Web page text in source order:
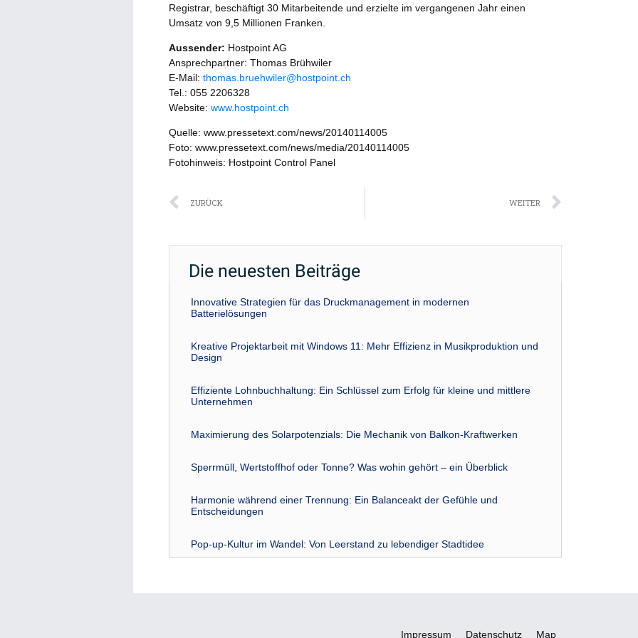
Registrar, beschäftigt 30 Mitarbeitende und erzielte im vergangenen Jahr einen
Umsatz von 9,5 Millionen Franken.
Aussender: Hostpoint AG
Ansprechpartner: Thomas Brühwiler
E-Mail: thomas.bruehwiler@hostpoint.ch
Tel.: 055 2206328
Website: www.hostpoint.ch
Quelle: www.pressetext.com/news/20140114005
Foto: www.pressetext.com/news/media/20140114005
Fotohinweis: Hostpoint Control Panel
Zurück
ZURÜCK WEITER
Die neuesten Beiträge
Innovative Strategien für das Druckmanagement in modernen
Batterielösungen
Kreative Projektarbeit mit Windows 11: Mehr Effizienz in Musikproduktion und
Design
Effiziente Lohnbuchhaltung: Ein Schlüssel zum Erfolg für kleine und mittlere
Unternehmen
Maximierung des Solarpotenzials: Die Mechanik von Balkon-Kraftwerken
Sperrmüll, Wertstoffhof oder Tonne? Was wohin gehört – ein Überblick
Harmonie während einer Trennung: Ein Balanceakt der Gefühle und
Entscheidungen
Pop-up-Kultur im Wandel: Von Leerstand zu lebendiger Stadtidee
Impressum Datenschutz Map